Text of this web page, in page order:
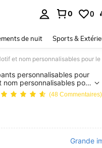
0 0
de nuit Sports &
personnalisables pour
personnalisables pour
le yoga, les sports de
(48 Commentaires)
Grande